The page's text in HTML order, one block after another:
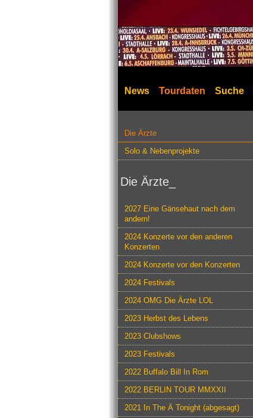
News Tourdaten Suche
Die Ärzte
Solo & Nebenprojekte
Die Ärzte_
2027 Eine Gänsehaut nach dem
andern!
2024 Konzerte vor den anderen
Konzerten
2024 Konzerte vor den Konzerten
2024 Festivals
2024 OMG Die Ärzte LOL
2023 Herbst des Lebens
2023 Clubshows
2023 Festivals
2022 Buffalo Bill In Rom
2022 BERLIN TOUR MMXXII
2021 In The Ä Tonight (abgesagt)